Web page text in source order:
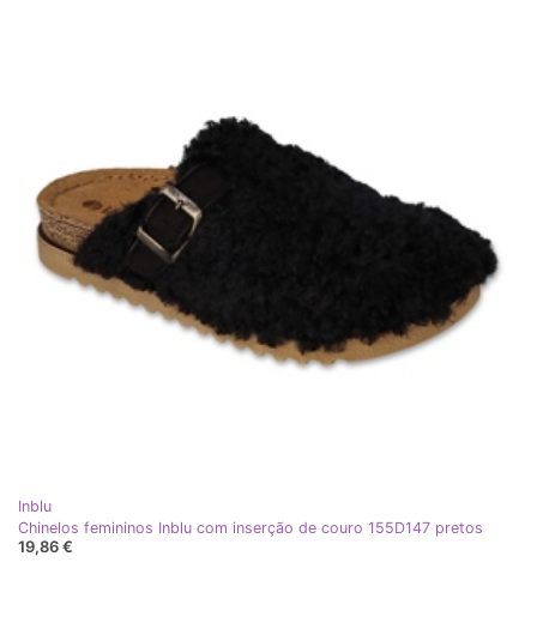
Inblu
Chinelos femininos Inblu com inserção de couro 155D147 pretos
19,86 €